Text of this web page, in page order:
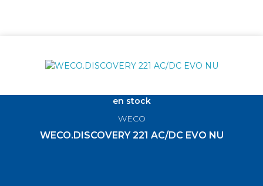
en stock
WECO
WECO.DISCOVERY 221 AC/DC EVO NU